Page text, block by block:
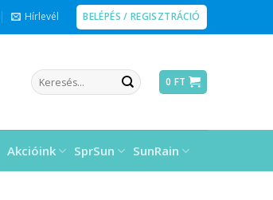
Hírlevél BELÉPÉS / REGISZTRÁCIÓ
Keresés
a
0 FT
Akcióink SprSun SunRain